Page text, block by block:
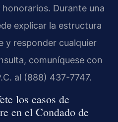
Durante una
explicar la estructura
y responder cualquier
comuníquese con
al (888) 437-7747.
los casos de
en el Condado de